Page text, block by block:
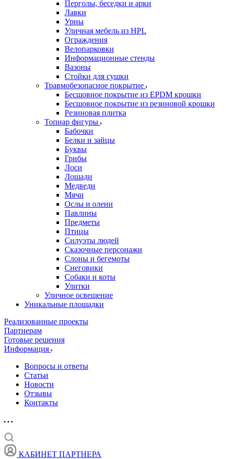
Перголы, беседки и арки
Лавки
Урны
Уличная мебель из HPL
Ограждения
Велопарковки
Информационные стенды
Вазоны
Стойки для сушки
Травмобезопасное покрытие
Бесшовное покрытие из EPDM крошки
Бесшовное покрытие из резиновой крошки
Резиновая плитка
Топиар фигуры
Бабочки
Белки и зайцы
Буквы
Грибы
Лоси
Лошади
Медведи
Мячи
Ослы и олени
Павлины
Предметы
Птицы
Силуэты людей
Сказочные персонажи
Слоны и бегемоты
Снеговики
Собаки и коты
Улитки
Уличное освещение
Уникальные площадки
Реализованные проекты
Партнерам
Готовые решения
Информация
Вопросы и ответы
Статьи
Новости
Отзывы
Контакты
КАБИНЕТ ПАРТНЕРА